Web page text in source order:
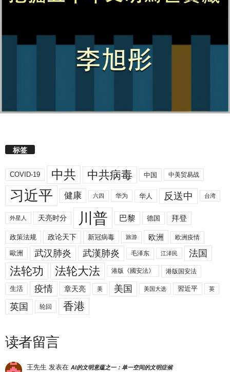
标签
COVID-19 中共 中共病毒 中国 中美贸易战
习近平 健康 六四 华为 华人 反送中 台湾
外星人 天亮时分 川普 巴黎 德国 拜登
政策法规 政论天下 新冠病毒 旅游 欧洲 欧洲疫情
歐洲 武汉肺炎 武漢肺炎 毛泽东 江泽民 法国
法轮功 法轮大法 港版《國安法》 港版国安法
生活 疫情 章天亮 美 美国 美国大选 習近平 英
英国 轮回 香港
读者留言
王先生 发表在AI的文明意蕴之一：单一空间的文明症候